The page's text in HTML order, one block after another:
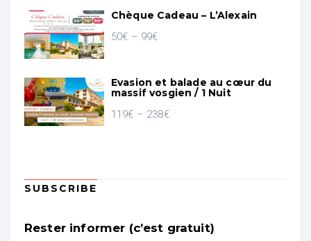
Chèque Cadeau – L’Alexain
50€ – 99€
Evasion et balade au cœur du
massif vosgien / 1 Nuit
119€ – 238€
SUBSCRIBE
Rester informer (c’est gratuit)